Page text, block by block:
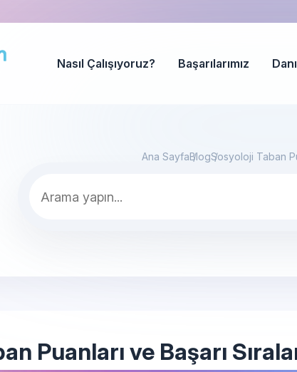
Nasıl Çalışıyoruz? Başarılarımız
Ana SayfaBlogSosyoloji Taban
Puanları ve Başarı